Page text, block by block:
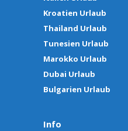
Kroatien Urlaub
Thailand Urlaub
Tunesien Urlaub
Marokko Urlaub
Dubai Urlaub
Bulgarien Urlaub
Info